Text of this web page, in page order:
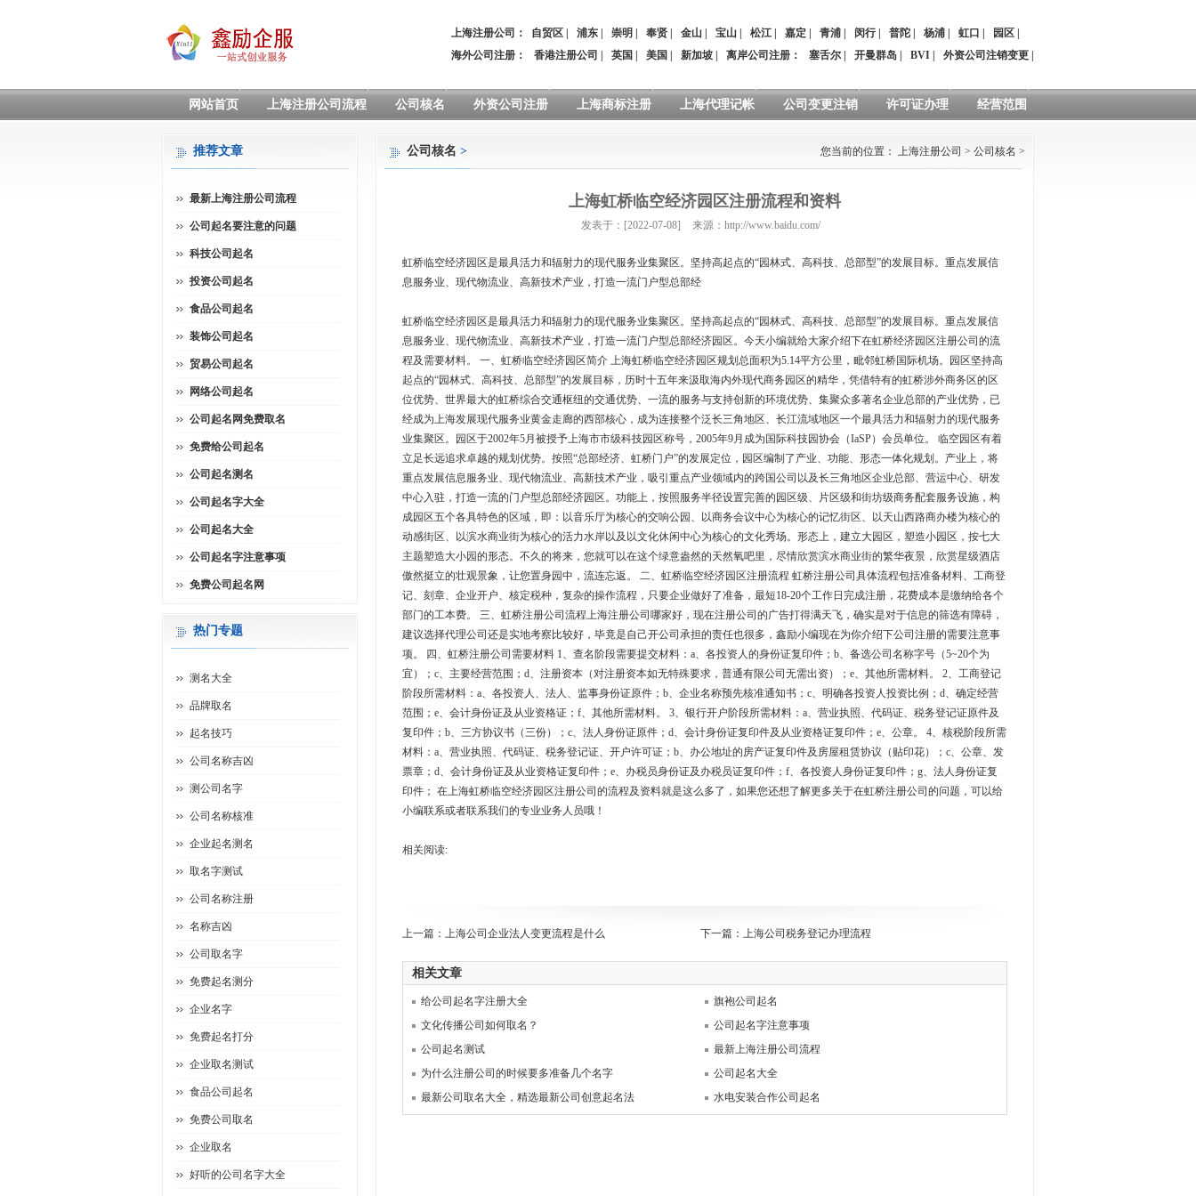
上海注册公司： 自贸区 浦东 崇明 奉贤 金山 宝山 松江 嘉定 青浦 闵行| 普陀 杨浦 虹口 园区
海外公司注册：
香港注册公司 英国 美国 新加坡 离岸公司注册 ： 塞舌尔 开曼群岛 BVI 外资公司注销变更
网站首页 上海注册公司流程 公司核名 外资公司注册 上海商标注册 上海代理记帐 公司变更注销 许可证办理 经营范围
公司核名 > 您当前的位置： 上海注册公司 > 公司核名 >
上海虹桥临空经济园区注册流程和资料
发表于：[2022-07-08] 来源：http://www.baidu.com/
虹桥临空经济园区是最具活力和辐射力的现代服务业集聚区。坚持高起点的“园林式、高科技、总部型”的发展目标。重点发展信
息服务业、现代物流业、高新技术产业，打造一流门户型总部经
虹桥临空经济园区是最具活力和辐射力的现代服务业集聚区。坚持高起点的“园林式、高科技、总部型”的发展目标。重点发展信
息服务业、现代物流业、高新技术产业，打造一流门户型总部经济园区。今天小编就给大家介绍下在虹桥经济园区注册公司的流
程及需要材料。 一、虹桥临空经济园区简介 上海虹桥临空经济园区规划总面积为5.14平方公里，毗邻虹桥国际机场。园区坚持高
起点的“园林式、高科技、总部型”的发展目标，历时十五年来汲取海内外现代商务园区的精华，凭借特有的虹桥涉外商务区的区
位优势、世界最大的虹桥综合交通枢纽的交通优势、一流的服务与支持创新的环境优势、集聚众多著名企业总部的产业优势，已
经成为上海发展现代服务业黄金走廊的西部核心，成为连接整个泛长三角地区、长江流域地区一个最具活力和辐射力的现代服务
业集聚区。园区于2002年5月被授予上海市市级科技园区称号，2005年9月成为国际科技园协会（IaSP）会员单位。 临空园区有着
立足长远追求卓越的规划优势。按照“总部经济、虹桥门户”的发展定位，园区编制了产业、功能、形态一体化规划。产业上，将
重点发展信息服务业、现代物流业、高新技术产业，吸引重点产业领域内的跨国公司以及长三角地区企业总部、营运中心、研发
中心入驻，打造一流的门户型总部经济园区。功能上，按照服务半径设置完善的园区级、片区级和街坊级商务配套服务设施，构
成园区五个各具特色的区域，即：以音乐厅为核心的交响公园、以商务会议中心为核心的记忆街区、以天山西路商办楼为核心的
动感街区、以滨水商业街为核心的活力水岸以及以文化休闲中心为核心的文化秀场。形态上，建立大园区，塑造小园区，按七大
主题塑造大小园的形态。不久的将来，您就可以在这个绿意盎然的天然氧吧里，尽情欣赏滨水商业街的繁华夜景，欣赏星级酒店
傲然挺立的壮观景象，让您置身园中，流连忘返。 二、虹桥临空经济园区注册流程 虹桥注册公司具体流程包括准备材料、工商登
记、刻章、企业开户、核定税种，复杂的操作流程，只要企业做好了准备，最短18-20个工作日完成注册，花费成本是缴纳给各个
部门的工本费。 三、虹桥注册公司流程上海注册公司哪家好，现在注册公司的广告打得满天飞，确实是对于信息的筛选有障碍，
建议选择代理公司还是实地考察比较好，毕竟是自己开公司承担的责任也很多，鑫励小编现在为你介绍下公司注册的需要注意事
项。 四、虹桥注册公司需要材料 1、查名阶段需要提交材料：a、各投资人的身份证复印件；b、备选公司名称字号（5~20个为
宜）；c、主要经营范围；d、注册资本（对注册资本如无特殊要求，普通有限公司无需出资）；e、其他所需材料。 2、工商登记
阶段所需材料：a、各投资人、法人、监事身份证原件；b、企业名称预先核准通知书；c、明确各投资人投资比例；d、确定经营
范围；e、会计身份证及从业资格证；f、其他所需材料。 3、银行开户阶段所需材料：a、营业执照、代码证、税务登记证原件及
复印件；b、三方协议书（三份）；c、法人身份证原件；d、会计身份证复印件及从业资格证复印件；e、公章。 4、核税阶段所需
材料：a、营业执照、代码证、税务登记证、开户许可证；b、办公地址的房产证复印件及房屋租赁协议（贴印花）；c、公章、发
票章；d、会计身份证及从业资格证复印件；e、办税员身份证及办税员证复印件；f、各投资人身份证复印件；g、法人身份证复
印件； 在上海虹桥临空经济园区注册公司的流程及资料就是这么多了，如果您还想了解更多关于在虹桥注册公司的问题，可以给
小编联系或者联系我们的专业业务人员哦！
相关阅读:
上一篇： 上海公司企业法人变更流程是什么 下一篇： 上海公司税务登记办理流程
相关文章
给公司起名字注册大全
旗袍公司起名
文化传播公司如何取名？
公司起名字注意事项
公司起名测试
最新上海注册公司流程
为什么注册公司的时候要多准备几个名字
公司起名大全
最新公司取名大全，精选最新公司创意起名法
水电安装合作公司起名
推荐文章
最新上海注册公司流程
公司起名要注意的问题
科技公司起名
投资公司起名
食品公司起名
装饰公司起名
贸易公司起名
网络公司起名
公司起名网免费取名
免费给公司起名
公司起名测名
公司起名字大全
公司起名大全
公司起名字注意事项
免费公司起名网
热门专题
测名大全
品牌取名
起名技巧
公司名称吉凶
测公司名字
公司名称核准
企业起名测名
取名字测试
公司名称注册
名称吉凶
公司取名字
免费起名测分
企业名字
免费起名打分
企业取名测试
食品公司起名
免费公司取名
企业取名
好听的公司名字大全